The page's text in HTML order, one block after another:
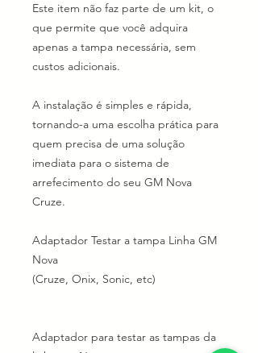
Este item não faz parte de um kit, o
que permite que você adquira
apenas a tampa necessária, sem
custos adicionais.
A instalação é simples e rápida,
tornando-a uma escolha prática para
quem precisa de uma solução
imediata para o sistema de
arrefecimento do seu GM Nova
Cruze.
Adaptador Testar a tampa Linha GM
Nova
(Cruze, Onix, Sonic, etc)
Adaptador para testar as tampas da